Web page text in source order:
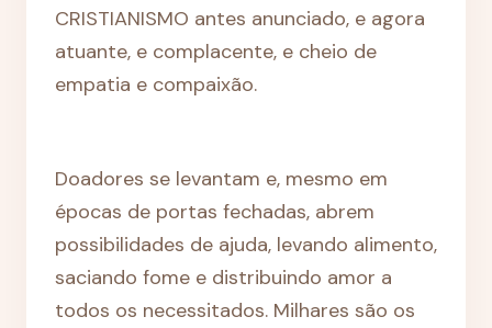
CRISTIANISMO antes anunciado, e agora
atuante, e complacente, e cheio de
empatia e compaixão.
Doadores se levantam e, mesmo em
épocas de portas fechadas, abrem
possibilidades de ajuda, levando alimento,
saciando fome e distribuindo amor a
todos os necessitados. Milhares são os